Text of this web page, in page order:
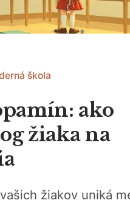
škola
ako
žiaka na
žiakov uniká